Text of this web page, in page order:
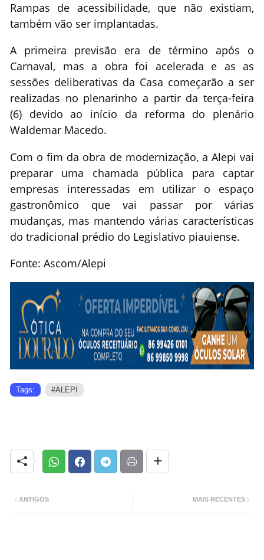
Rampas de acessibilidade, que não existiam,
também vão ser implantadas.
A primeira previsão era de término após o
Carnaval, mas a obra foi acelerada e as as
sessões deliberativas da Casa começarão a ser
realizadas no plenarinho a partir da terça-feira
(6) devido ao início da reforma do plenário
Waldemar Macedo.
Com o fim da obra de modernização, a Alepi vai
preparar uma chamada pública para captar
empresas interessadas em utilizar o espaço
gastronômico que vai passar por várias
mudanças, mas mantendo várias características
do tradicional prédio do Legislativo piauiense.
Fonte: Ascom/Alepi
Tags: #ALEPI
MAIS RECENTES
ANTIGOS